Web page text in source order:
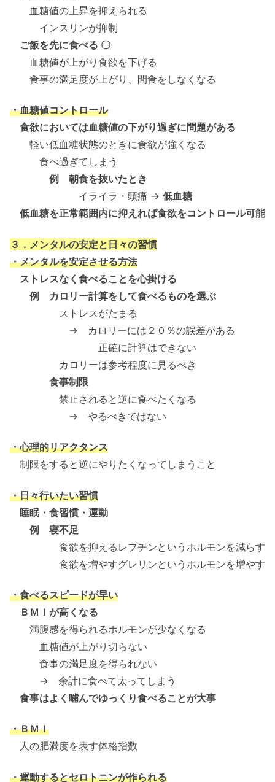
血糖値の上昇を抑えられる
インスリンが抑制
ご飯を先に食べる 〇
血糖値が上がり食欲を下げる
食事の満足度が上がり、間食をしなくなる
・血糖値コントロール
食欲においては血糖値の下がり過ぎに問題がある
軽い低血糖状態のときに食欲が強くなる
食べ過ぎてしまう
例 朝食を抜いたとき
イライラ・頭痛 → 低血糖
低血糖を正常範囲内に抑えれば食欲をコントロール可能
３．メンタルの安定と日々の習慣
・メンタルを安定させる方法
ストレスなく食べることを心掛ける
例 カロリー計算をして食べるものを選ぶ
ストレスがたまる
→ カロリーには２０％の誤差がある
正確に計算はできない
カロリーは参考程度に見るべき
食事制限
禁止されると逆に食べたくなる
→ やるべきではない
・心理的リアクタンス
制限をすると逆にやりたくなってしまうこと
・日々行いたい習慣
睡眠・食習慣・運動
例 寝不足
食欲を抑えるレプチンというホルモンを減らす
食欲を増やすグレリンというホルモンを増やす
・食べるスピードが早い
ＢＭＩが高くなる
満腹感を得られるホルモンが少なくなる
血糖値が上がり切らない
食事の満足度を得られない
→ 余計に食べて太ってしまう
食事はよく噛んでゆっくり食べることが大事
・ＢＭＩ
人の肥満度を表す体格指数
・運動するとセロトニンが作られる